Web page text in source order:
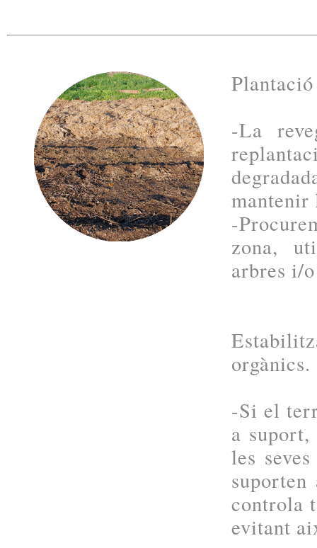
-La
-
zona,
arbres i/
orgànics.
-Si el
a
les
controla
evitant